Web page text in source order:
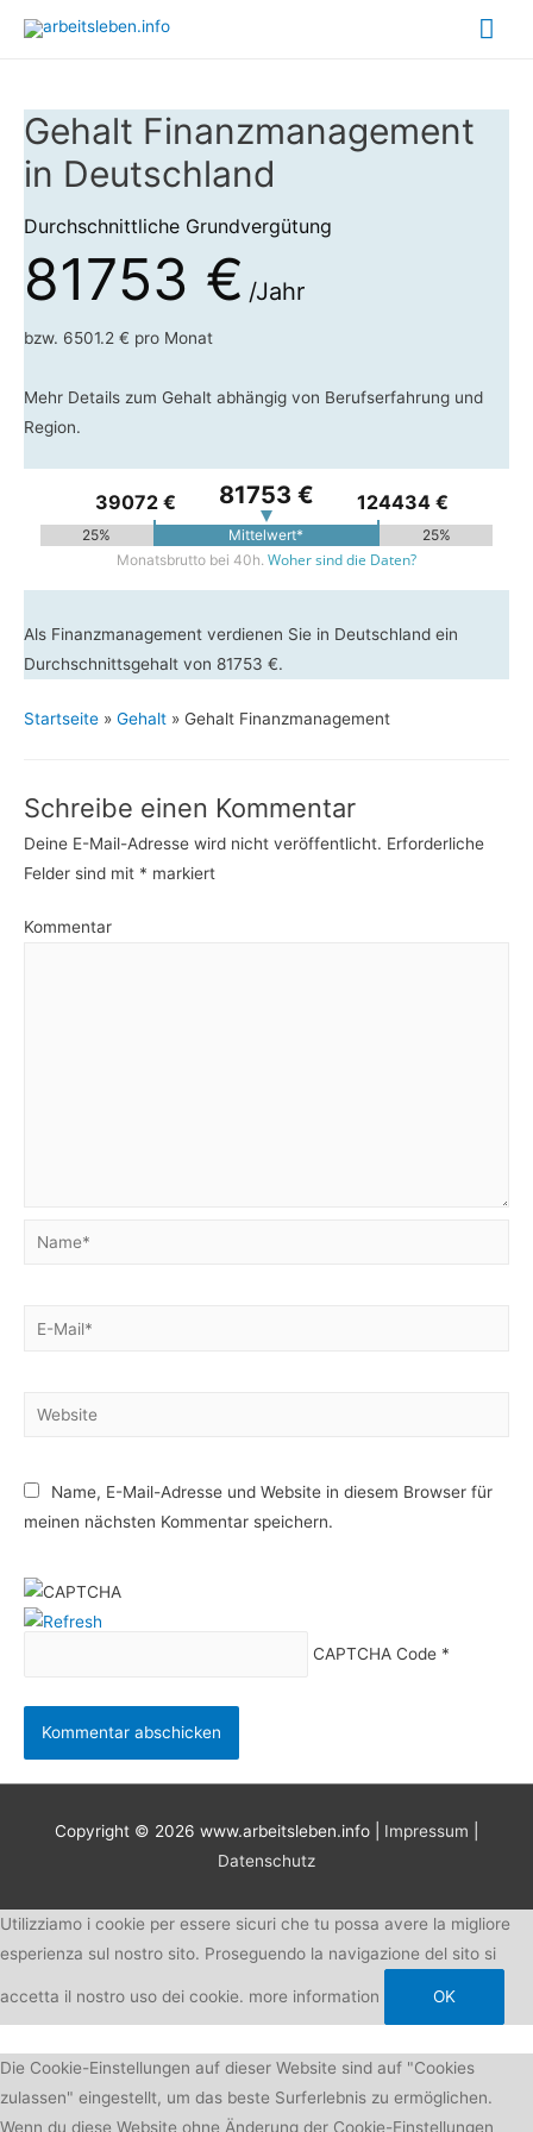
Gehalt Finanzmanagement
in Deutschland
Durchschnittliche Grundvergütung
81753 € /Jahr
bzw. 6501.2 € pro Monat
Mehr Details zum Gehalt abhängig von Berufserfahrung und
Region.
39072 € 81753 € 124434 €
25% Mittelwert*
25%
Monatsbrutto bei 40h. Woher sind die Daten?
Als Finanzmanagement verdienen Sie in Deutschland ein
Durchschnittsgehalt von 81753 €.
Startseite » Gehalt » Gehalt Finanzmanagement
Schreibe einen Kommentar
Deine E-Mail-Adresse wird nicht veröffentlicht. Erforderliche
Felder sind mit * markiert
Kommentar
Name*
E-
Website
Name, E-Mail-Adresse und Website in diesem Browser für
meinen nächsten Kommentar speichern.
CAPTCHA Code*
Copyright © 2026 www.arbeitsleben.info Impressum
Datenschutz
Utilizziamo i cookie per essere sicuri che tu possa avere la migliore
esperienza sul nostro sito. Proseguendo la navigazione del sito si
accetta il nostro uso dei cookie. more information OK
Die Cookie-Einstellungen auf dieser Website sind auf "Cookies
zulassen" eingestellt, um das beste Surferlebnis zu ermöglichen.
Wenn du diese Website ohne Änderung der Cookie-Einstellungen